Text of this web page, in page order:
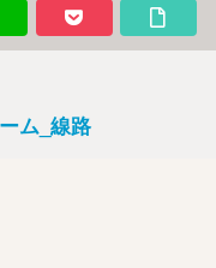
ム_線路